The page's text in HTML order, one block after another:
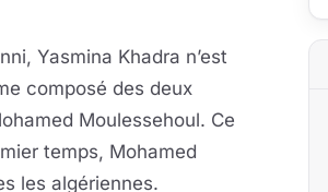
Yasmina Khadra n’est
composé des deux
Moulessehoul. Ce
temps, Mohamed
les algériennes.